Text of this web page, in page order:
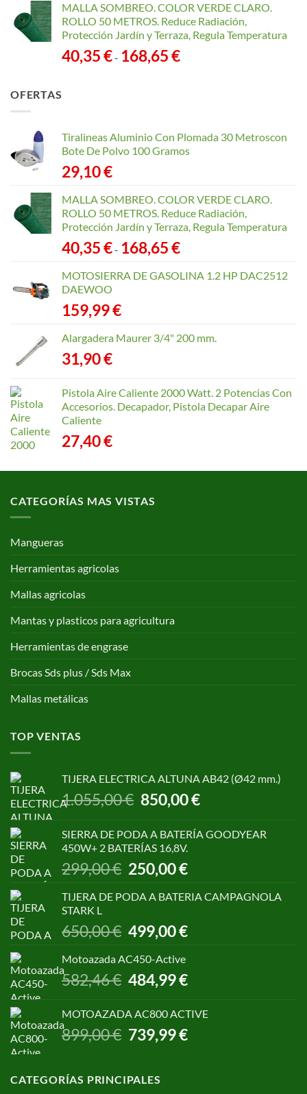
MALLA SOMBREO. COLOR VERDE CLARO.
ROLLO 50 METROS. Reduce Radiación,
Protección Jardín y Terraza, Regula Temperatura
40,35€- 168,65€Rango
168,65 €
OFERTAS
Tiralineas Aluminio Con Plomada 30 Metroscon
Bote De Polvo 100 Gramos
29,10€
MALLA SOMBREO. COLOR VERDE CLARO.
ROLLO 50 METROS. Reduce Radiación,
Protección Jardín y Terraza, Regula Temperatura
40,35€- 168,65€Rango
precios:
MOTOSIERRA DE GASOLINA 1.2 HP DAC2512
DAEWOO
159,99€
Alargadera Maurer 3/4" 200 mm.
31,90€
Pistola Aire Caliente 2000 Watt. 2 Potencias Con
Accesorios. Decapador, Pistola Decapar Aire
Caliente
27,40€
CATEGORÍAS MAS VISTAS
Mangueras
Herramientas agricolas
Mallas agricolas
Mantas y plasticos para agricultura
Herramientas de engrase
Brocas Sds plus / Sds Max
Mallas metálicas
TOP VENTAS
TIJERA ELECTRICA ALTUNA AB42 (Ø42 mm.)
1.055,00€ El
precio
era:
1.055,00 €.
850,00€El
precio
es:
SIERRA DE PODA A BATERÍA GOODYEAR
450W+ 2 BATERÍAS 16,8V.
299,00€ El
precio
original
250,00€El
precio
actual
TIJERA DE PODA A BATERIA CAMPAGNOLA
STARK L
650,00€
El
precio
original
650,00 €.
499,00€El
precio
499,00 €.
Motoazada AC450-Active
582,46€
El
precio
era:
582,46 €.
484,99€El
precio
es:
484,99 €.
MOTOAZADA AC800 ACTIVE
899,00€ El
precio
era:
899,00 €.
739,99€El
precio
CATEGORÍAS PRINCIPALES